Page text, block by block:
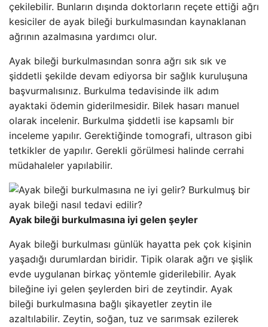
çekilebilir. Bunların dışında doktorların reçete ettiği ağrı
kesiciler de ayak bileği burkulmasından kaynaklanan
ağrının azalmasına yardımcı olur.
Ayak bileği burkulmasından sonra ağrı sık sık ve
şiddetli şekilde devam ediyorsa bir sağlık kuruluşuna
başvurmalısınız. Burkulma tedavisinde ilk adım
ayaktaki ödemin giderilmesidir. Bilek hasarı manuel
olarak incelenir. Burkulma şiddetli ise kapsamlı bir
inceleme yapılır. Gerektiğinde tomografi, ultrason gibi
tetkikler de yapılır. Gerekli görülmesi halinde cerrahi
müdahaleler yapılabilir.
Ayak bileği burkulmasına iyi gelen şeyler
Ayak bileği burkulması günlük hayatta pek çok kişinin
yaşadığı durumlardan biridir. Tipik olarak ağrı ve şişlik
evde uygulanan birkaç yöntemle giderilebilir. Ayak
bileğine iyi gelen şeylerden biri de zeytindir. Ayak
bileği burkulmasına bağlı şikayetler zeytin ile
azaltılabilir. Zeytin, soğan, tuz ve sarımsak ezilerek